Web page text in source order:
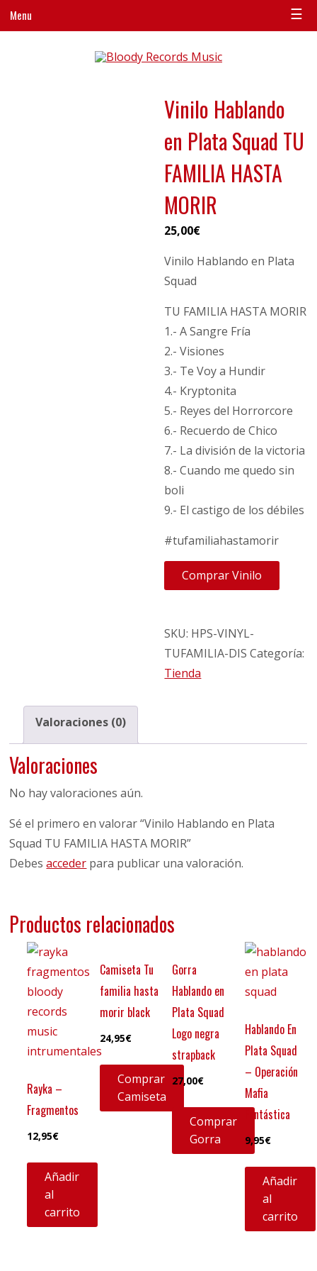
Menu ☰
Vinilo Hablando
en Plata Squad TU
FAMILIA HASTA
MORIR
25,00€
Vinilo Hablando en Plata
Squad
TU FAMILIA HASTA MORIR
1.- A Sangre Fría
2.- Visiones
3.- Te Voy a Hundir
4.- Kryptonita
5.- Reyes del Horrorcore
6.- Recuerdo de Chico
7.- La división de la victoria
8.- Cuando me quedo sin
boli
9.- El castigo de los débiles
#tufamiliahastamorir
Comprar Vinilo
SKU: HPS-VINYL-
TUFAMILIA-DIS Categoría:
Tienda
Valoraciones (0)
Valoraciones
No hay valoraciones aún.
Sé el primero en valorar “Vinilo Hablando en Plata
Squad TU FAMILIA HASTA MORIR”
Debesacceder para publicar una valoración.
Productos relacionados
Rayka –
Fragmentos
12,95€
Añadir
al
carrito
Camiseta Tu
familia hasta
morir black
24,95€
Comprar
Camiseta
Gorra
Hablando en
Plata Squad
Logo negra
strapback
27,00€
Comprar
Gorra
Hablando En
Plata Squad
– Operación
Mafia
Fantástica
9,95€
Añadir
al
carrito